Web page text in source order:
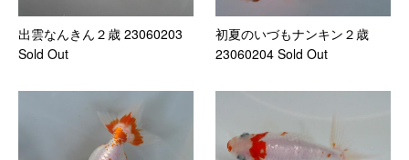
出雲なんきん２歳 23060203
Sold Out
初夏のいづもナンキン２歳
23060204 Sold Out